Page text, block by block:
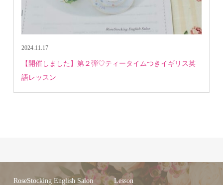
2024.11.17
【開催しました】第２弾♡ティータイムつきイギリス英
語レッスン
RoseStocking English Salon Lesson